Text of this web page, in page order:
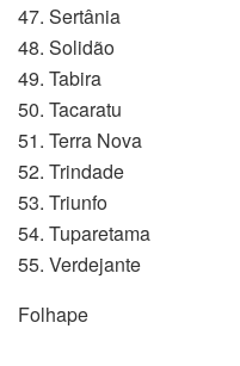
47. Sertânia
48. Solidão
49. Tabira
50. Tacaratu
51. Terra Nova
52. Trindade
53. Triunfo
54. Tuparetama
55. Verdejante
Folhape